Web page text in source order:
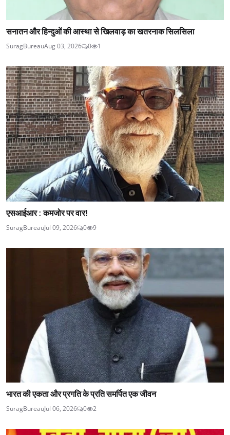
सनातन और हिन्दुओं की आस्था से खिलवाड़ का खतरनाक सिलसिला
SuragBureauAug 03, 2026 0 1
एसआईआर : कमजोर पर वार!
SuragBureauJul 09, 2026 0 9
भारत की एकता और प्रगति के प्रति समर्पित एक जीवन
SuragBureauJul 06, 2026 0 2